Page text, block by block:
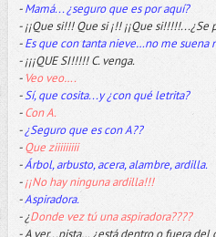
-Mamá... ¿seguro que es por aquí?
- ¡¡Que si!!! Que si ¡!! ¡¡Que
-Es que con tanta nieve…no me suena
- ¡¡¡QUE SI!!!!! C. venga.
-Veo veo….
-Sí, que cosita...y ¿con qué letrita?
-Con A.
-¿Seguro que es con A??
-Que ziiiiiiiii
-Árbol, arbusto, acera, alambre, ardilla.
-¡¡No hay ninguna ardilla!!!
-Aspiradora.
- ¿Donde vez tú una aspiradora????